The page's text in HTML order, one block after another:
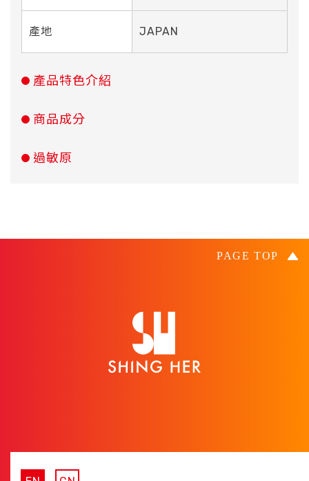
產地 JAPAN
產品特色介紹
商品成分
過敏原